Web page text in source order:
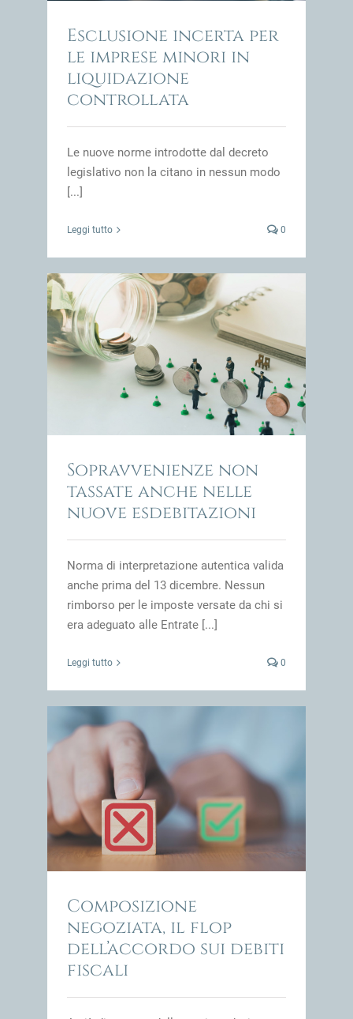
Esclusione incerta per
le imprese minori in
liquidazione
controllata
Le nuove norme introdotte dal decreto
legislativo non la citano in nessun modo
[...]
Leggi tutto 0
Sopravvenienze non
tassate anche nelle
nuove esdebitazioni
Norma di interpretazione autentica valida
anche prima del 13 dicembre. Nessun
rimborso per le imposte versate da chi si
era adeguato alle Entrate [...]
Leggi tutto 0
Composizione
negoziata, il flop
dell’accordo sui debiti
fiscali